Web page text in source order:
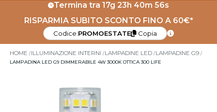
Termina tra17g 23h 40m 55s
RISPARMIA SUBITO SCONTO FINO A 60€*
Codice:PROMOESTATE Copia
HOME ILLUMINAZIONE INTERNI LAMPADINE LED LAMPADINE G9
LAMPADINA LED G9 DIMMERABILE 4W 3000K OTTICA 300 LIFE